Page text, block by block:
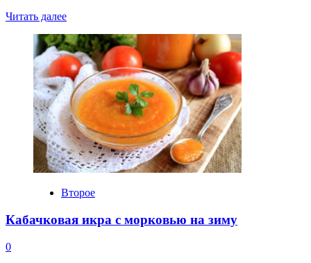
Читать далееПрочитать
о
Удон
с
курицей
и
овощами
Второе
Кабачковая икра с морковью на зиму
0